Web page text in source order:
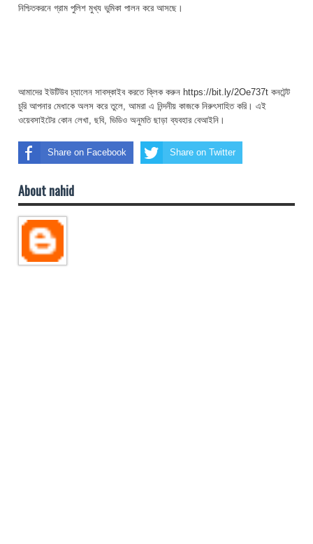
নিশ্চিতকরনে গ্রাম পুলিশ মুখ্য ভুমিকা পালন করে আসছে।
আমাদের ইউটিউব চ্যালেন সাবস্কাইব করতে ক্লিক করুন https://bit.ly/2Oe737t কনটেন্ট
চুরি আপনার মেধাকে অলস করে তুলে, আমরা এ নিন্দনীয় কাজকে নিরুৎসাহিত করি। এই
ওয়েবসাইটের কোন লেখা, ছবি, ভিডিও অনুমতি ছাড়া ব্যবহার বেআইনি।
Share on Facebook Share on Twitter
About nahid